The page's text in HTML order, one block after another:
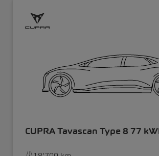
CUPRA Tavascan Type 8 77